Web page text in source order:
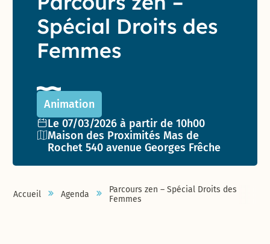
Spécial Droits des
Femmes
Animation
Date de l'événement :
Le 07/03/2026 à partir de 10h00
Lieu :
Maison des Proximités Mas de
Rochet 540 avenue Georges Frêche
Accueil Agenda
Parcours zen – Spécial Droits des
Femmes